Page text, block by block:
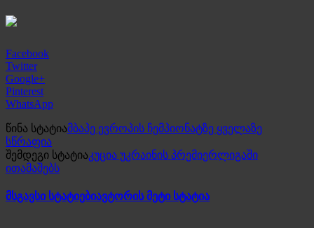
Facebook
Twitter
Google+
Pinterest
WhatsApp
წინა სტატიამბაპე ევროპის ჩემპიონატზე ყველაზე
სწრაფია
შემდეგი სტატიაკუცია უკრაინის პრემიერლიგაში
ითამაშებს
მსგავსი სტატიებიავტორის მეტი სტატია